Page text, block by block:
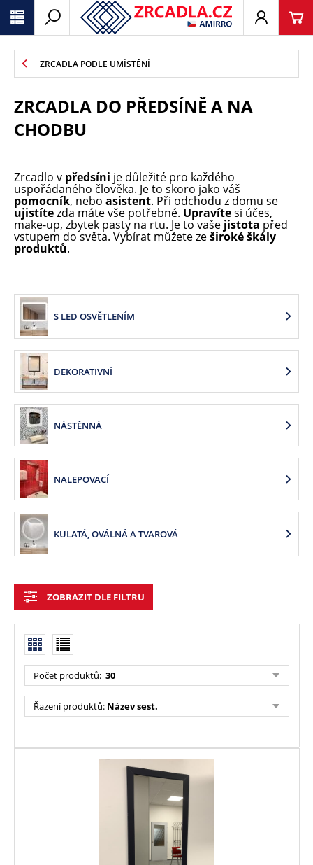
ZRCADLA PODLE UMÍSTĚNÍ
ZRCADLA DO PŘEDSÍNĚ A NA
CHODBU
Zrcadlo v předsíni je důležité pro každého
uspořádaného člověka. Je to skoro jako váš
pomocník, nebo asistent. Při odchodu z domu se
ujistítezda máte vše potřebné. Upravítesi účes,
make-up, zbytek pasty na rtu. Je to vaše jistota před
vstupem do světa. Vybírat můžete zeširoké škály
produktů.
S LED OSVĚTLENÍM
DEKORATIVNÍ
NÁSTĚNNÁ
NALEPOVACÍ
KULATÁ, OVÁLNÁ A TVAROVÁ
ZOBRAZIT DLE FILTRU
Počet produktů: 30
Řazení produktů: Název sest.